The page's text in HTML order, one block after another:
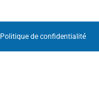
Politique de confidentialité